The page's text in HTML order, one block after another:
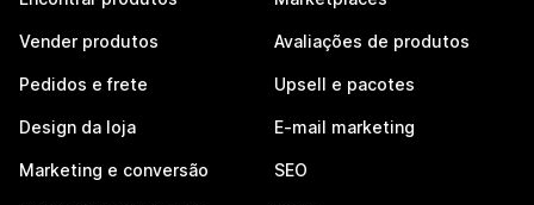
Vender produtos
Pedidos e frete
Design da loja
Marketing e conversão
Avaliações de produtos
Upsell e pacotes
E-mail marketing
SEO